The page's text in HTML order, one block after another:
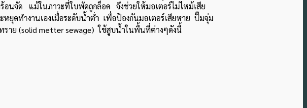
นจัด แม้ในภาวะที่ใบพัดถูกล็อค จึงช่วยให้มอเตอร์ไม่ไหม้เสีย
ทำงานเองเมื่อระดับน้ำต่ำ เพื่อป้องกันมอเตอร์เสียหาย ปั๊มจุ่ม
ราย (solid metter sewage) ใช้สูบน้ำในพื้นที่ต่างๆดังนี้